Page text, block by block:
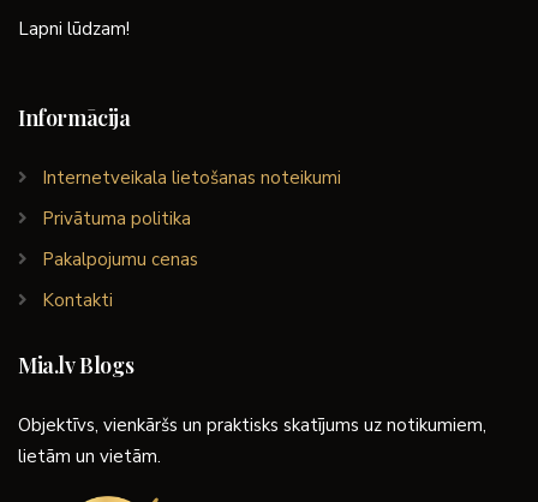
Lapni lūdzam!
Informācija
Internetveikala lietošanas noteikumi
Privātuma politika
Pakalpojumu cenas
Kontakti
Mia.lv Blogs
Objektīvs, vienkāršs un praktisks skatījums uz notikumiem,
lietām un vietām.